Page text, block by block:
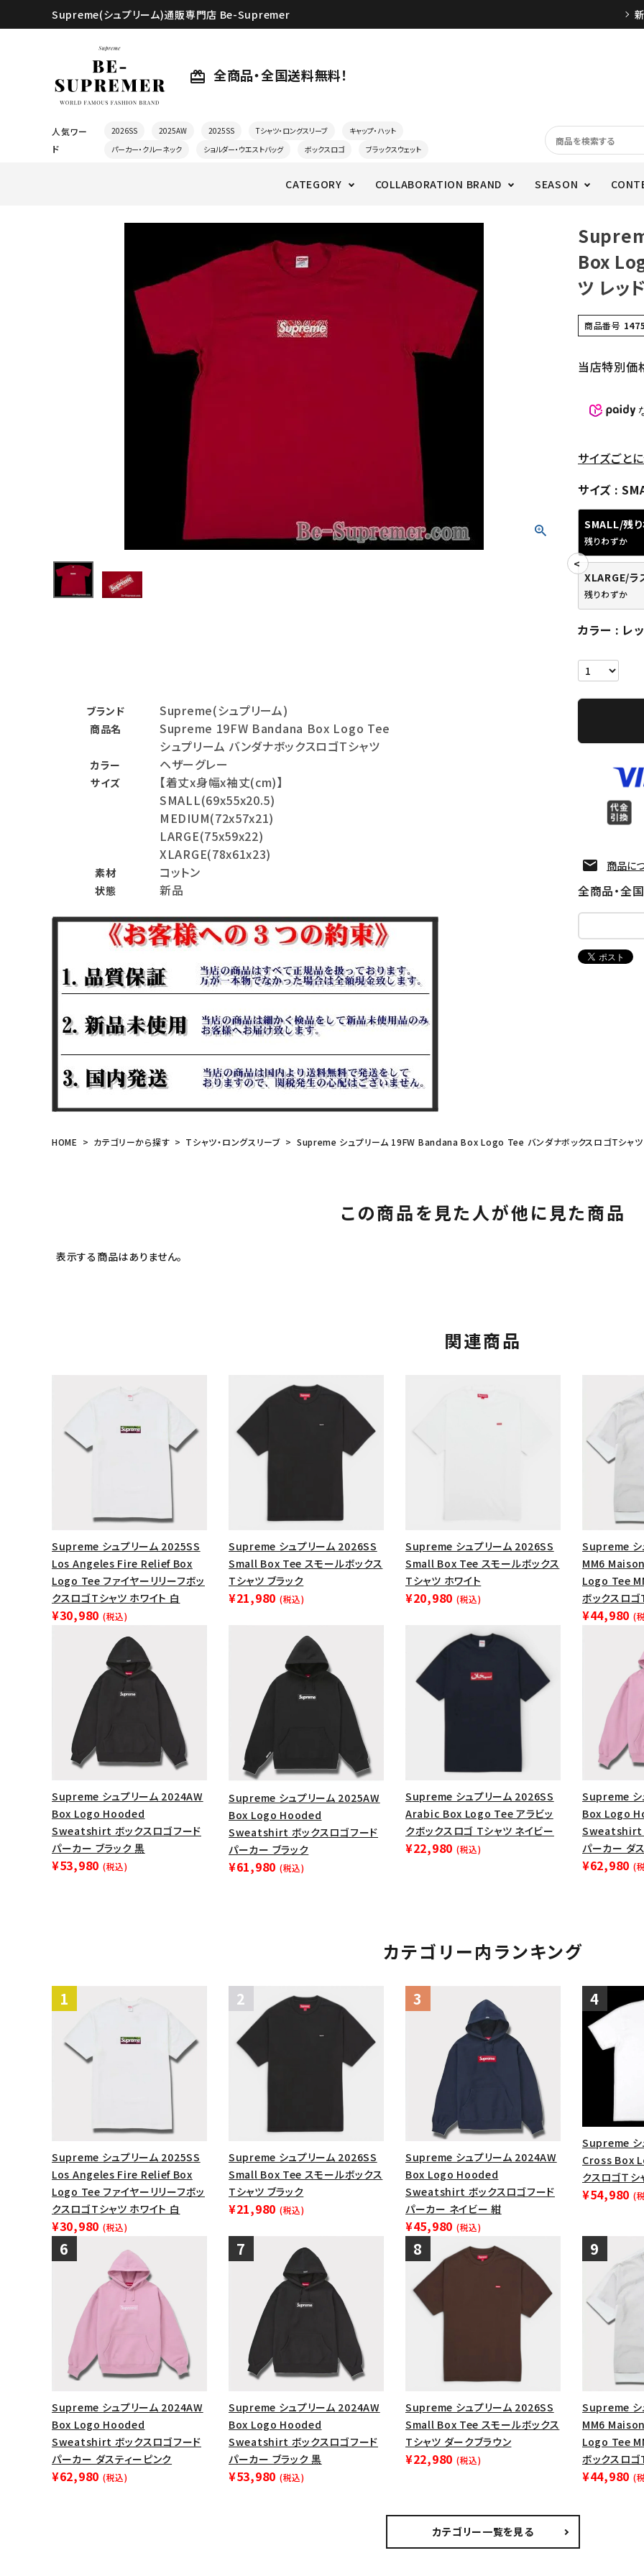
Supreme(シュプリーム)通販専門店 Be-Supremer
card_giftcard 全商品・全国送料無料！
人気ワー
ド
2026SS 2025AW 2025SS Tシャツ・ロングスリーブ
キャップ・ハット
パーカー・クルーネック
ショルダー・ウエストバッグ ボックスロゴ ブラックスウェット
CATEGORY COLLABORATION BRAND SEASON
キーワードから探す
search
カテゴリーから探す コラボレーション
シーズンから探す 価格から探す 人気ワード
2025AW
ショ
ボックスロゴ
ブラックスウェッ
絞り込んで検索する
パーカー・トレーナー
ジャケット・アウター
スニーカー・ブーツ
ACCOUNT MENU
ログイン person 会員登録
Follow us
ブランド Supreme(シュプリーム)
商品名
Supreme 19FW Bandana Box Logo Tee
シュプリーム バンダナボックスロゴTシャツ
カラー ヘザーグレー
サイズ
【着丈x身幅x袖丈(cm)】
SMALL(69x55x20.5)
MEDIUM(72x57x21)
LARGE(75x59x22)
XLARGE(78x61x23)
素材 コットン
状態 新品
Box
ツ レッ
商品番号
当店特別価
サイズごと
サイズ
SMALL/残
残りわずか
XLARGE/ラ
残りわずか
カラー レ
商品に
全商品・全
HOME カテゴリーから探す Tシャツ・ロングスリーブ Supreme シュプリーム 19FW Bandana Box Logo Tee バンダナボックスロゴTシャツ
この商品を見た人が他に見た商品
表示する商品はありません。
関連商品
Supreme シュプリーム 2025SS
Los Angeles Fire Relief Box
Logo Tee ファイヤーリリーフボッ
クスロゴTシャツ ホワイト 白
¥30,980 (税込)
Supreme シュプリーム 2026SS
Small Box Tee スモールボックス
Tシャツ ブラック
¥21,980 (税込)
Supreme シュプリーム 2026SS
Small Box Tee スモールボックス
Tシャツ ホワイト
¥20,980 (税込)
Supreme シ
MM6
Logo Tee
ボックスロ
¥44,980 (
Supreme シュプリーム 2024AW
Box Logo Hooded
Sweatshirt ボックスロゴフード
パーカー ブラック 黒
¥53,980 (税込)
Supreme シュプリーム 2025AW
Box Logo Hooded
Sweatshirt ボックスロゴフード
パーカー ブラック
¥61,980 (税込)
Supreme シュプリーム 2026SS
Arabic Box Logo Tee アラビッ
クボックスロゴ Tシャツ ネイビー
¥22,980 (税込)
Supreme シ
Box Logo
Sweatshirt
パーカー ダ
¥62,980 (
カテゴリー内ランキング
Supreme シュプリーム 2025SS
Los Angeles Fire Relief Box
Logo Tee ファイヤーリリーフボッ
クスロゴTシャツ ホワイト 白
¥30,980 (税込)
Supreme シュプリーム 2026SS
Small Box Tee スモールボックス
Tシャツ ブラック
¥21,980 (税込)
Supreme シュプリーム 2024AW
Box Logo Hooded
Sweatshirt ボックスロゴフード
パーカー ネイビー 紺
¥45,980 (税込)
Supreme シ
Cross Box
クスロゴＴシ
¥54,980 (
Supreme シュプリーム 2024AW
Box Logo Hooded
Sweatshirt ボックスロゴフード
パーカー ダスティーピンク
¥62,980 (税込)
Supreme シュプリーム 2024AW
Box Logo Hooded
Sweatshirt ボックスロゴフード
パーカー ブラック 黒
¥53,980 (税込)
Supreme シュプリーム 2026SS
Small Box Tee スモールボックス
Tシャツ ダークブラウン
¥22,980 (税込)
Supreme シ
MM6
Logo Tee
ボックスロ
¥44,980 (
カテゴリー一覧を見る